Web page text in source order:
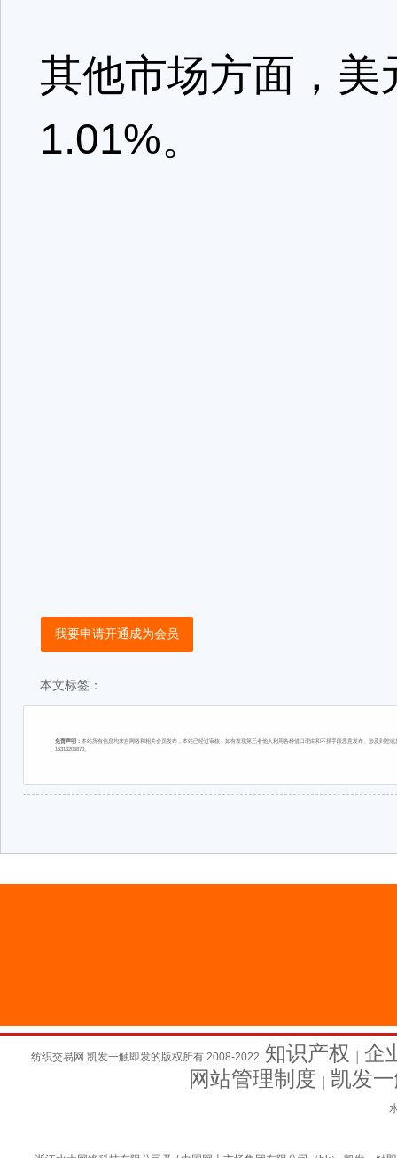
其他市场方面，
1.01%。
我要申请开通成为会员
本文标签：
免责声明： 本站所有信息均来自网络和相关会员发布，本站已经过审核，如有发现第三者他人利用各种借口理由和不择手段恶意发布、涉及到
15313206870。
纺织交易网 凯发一触即发的版权所有 2008-2022 知识产权
企
网站管理制度
凯发